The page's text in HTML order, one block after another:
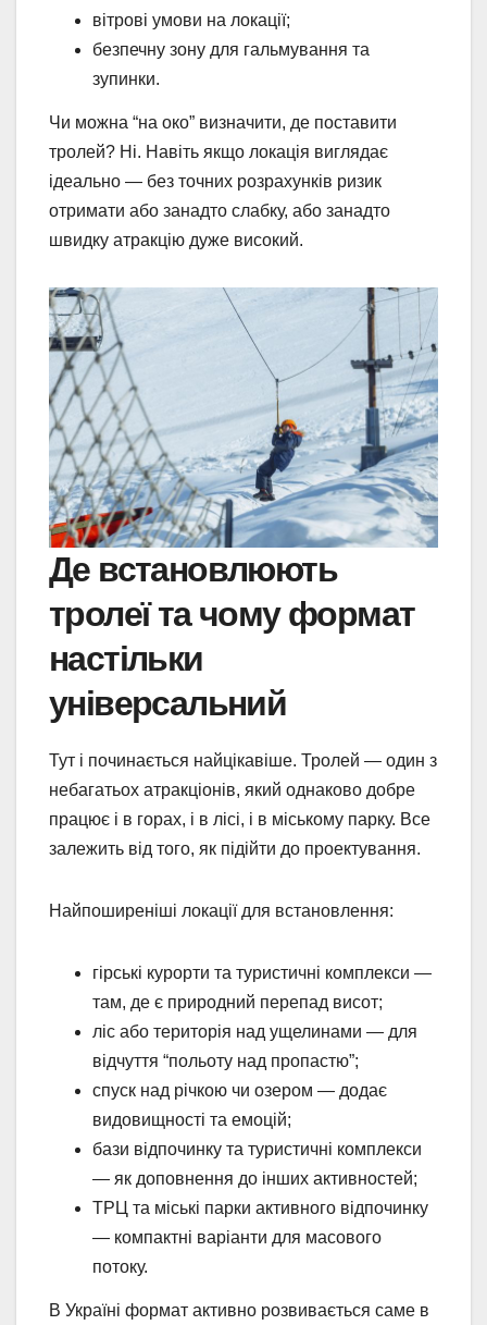
вітрові умови на локації;
безпечну зону для гальмування та
зупинки.
Чи можна “на око” визначити, де поставити
тролей? Ні. Навіть якщо локація виглядає
ідеально — без точних розрахунків ризик
отримати або занадто слабку, або занадто
швидку атракцію дуже високий.
Де встановлюють
тролеї та чому формат
настільки
універсальний
Тут і починається найцікавіше. Тролей — один з
небагатьох атракціонів, який однаково добре
працює і в горах, і в лісі, і в міському парку. Все
залежить від того, як підійти до проектування.
Найпоширеніші локації для встановлення:
гірські курорти та туристичні комплекси —
там, де є природний перепад висот;
ліс або територія над ущелинами — для
відчуття “польоту над пропастю”;
спуск над річкою чи озером — додає
видовищності та емоцій;
бази відпочинку та туристичні комплекси
— як доповнення до інших активностей;
ТРЦ та міські парки активного відпочинку
— компактні варіанти для масового
потоку.
В Україні формат активно розвивається саме в